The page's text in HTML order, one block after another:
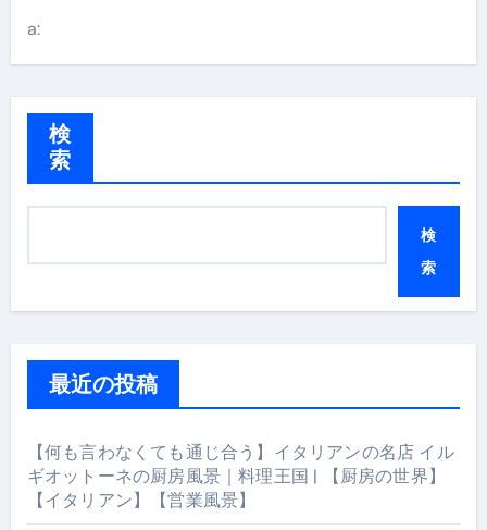
a:
検
索
検
索
最近の投稿
【何も言わなくても通じ合う】イタリアンの名店 イル
ギオットーネの厨房風景｜料理王国 | 【厨房の世界】
【イタリアン】【営業風景】